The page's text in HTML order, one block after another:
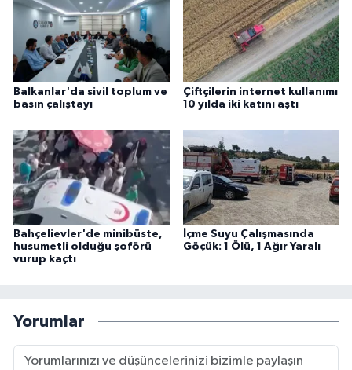
Balkanlar'da sivil toplum ve
basın çalıştayı
Çiftçilerin internet kullanımı
10 yılda iki katını aştı
Bahçelievler'de minibüste,
husumetli olduğu şoförü
vurup kaçtı
İçme Suyu Çalışmasında
Göçük: 1 Ölü, 1 Ağır Yaralı
Yorumlar